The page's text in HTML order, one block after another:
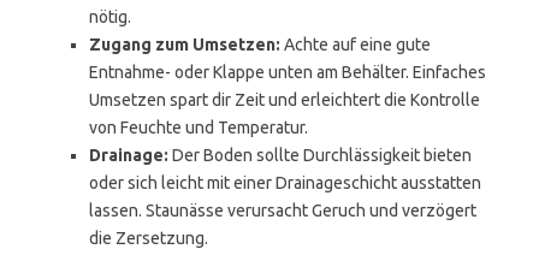
nötig.
Zugang zum Umsetzen: Achte auf eine gute
Entnahme- oder Klappe unten am Behälter. Einfaches
Umsetzen spart dir Zeit und erleichtert die Kontrolle
von Feuchte und Temperatur.
Drainage: Der Boden sollte Durchlässigkeit bieten
oder sich leicht mit einer Drainageschicht ausstatten
lassen. Staunässe verursacht Geruch und verzögert
die Zersetzung.